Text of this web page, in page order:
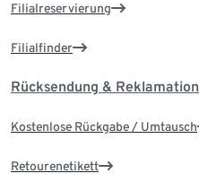
Filialreservierung
Filialfinder
Rücksendung & Reklamation
Kostenlose Rückgabe / Umtausch
Retourenetikett